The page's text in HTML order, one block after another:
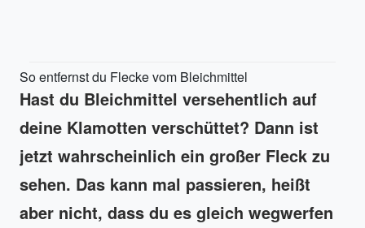
So entfernst du Flecke vom Bleichmittel
Hast du Bleichmittel versehentlich auf
deine Klamotten verschüttet? Dann ist
jetzt wahrscheinlich ein großer Fleck zu
sehen. Das kann mal passieren, heißt
aber nicht, dass du es gleich wegwerfen